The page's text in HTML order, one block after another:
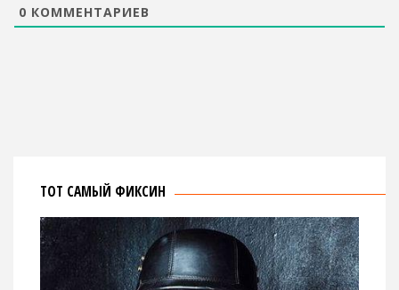
0 КОММЕНТАРИЕВ
ТОТ САМЫЙ ФИКСИН